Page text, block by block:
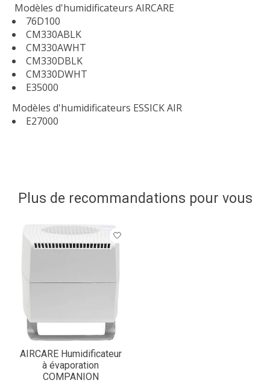
Modèles d'humidificateurs AIRCARE
76D100
CM330ABLK
CM330AWHT
CM330DBLK
CM330DWHT
E35000
Modèles d'humidificateurs ESSICK AIR
E27000
Plus de recommandations pour vous
Articles du carrousel de produits
AIRCARE Humidificateur
à évaporation
COMPANION